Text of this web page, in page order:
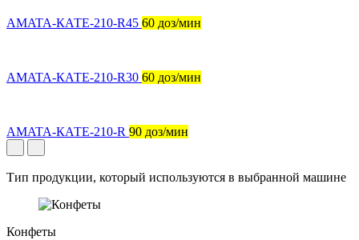
AMATA-КАТЕ-210-R45 60 доз/мин
AMATA-КАТЕ-210-R30 60 доз/мин
AMATA-КАТЕ-210-R 90 доз/мин
Тип продукции, который используются в выбранной машине
Конфеты